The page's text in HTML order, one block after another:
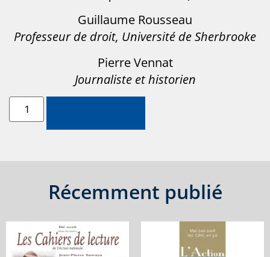
Guillaume Rousseau
Professeur de droit, Université de Sherbrooke
Pierre Vennat
Journaliste et historien
Récemment publié